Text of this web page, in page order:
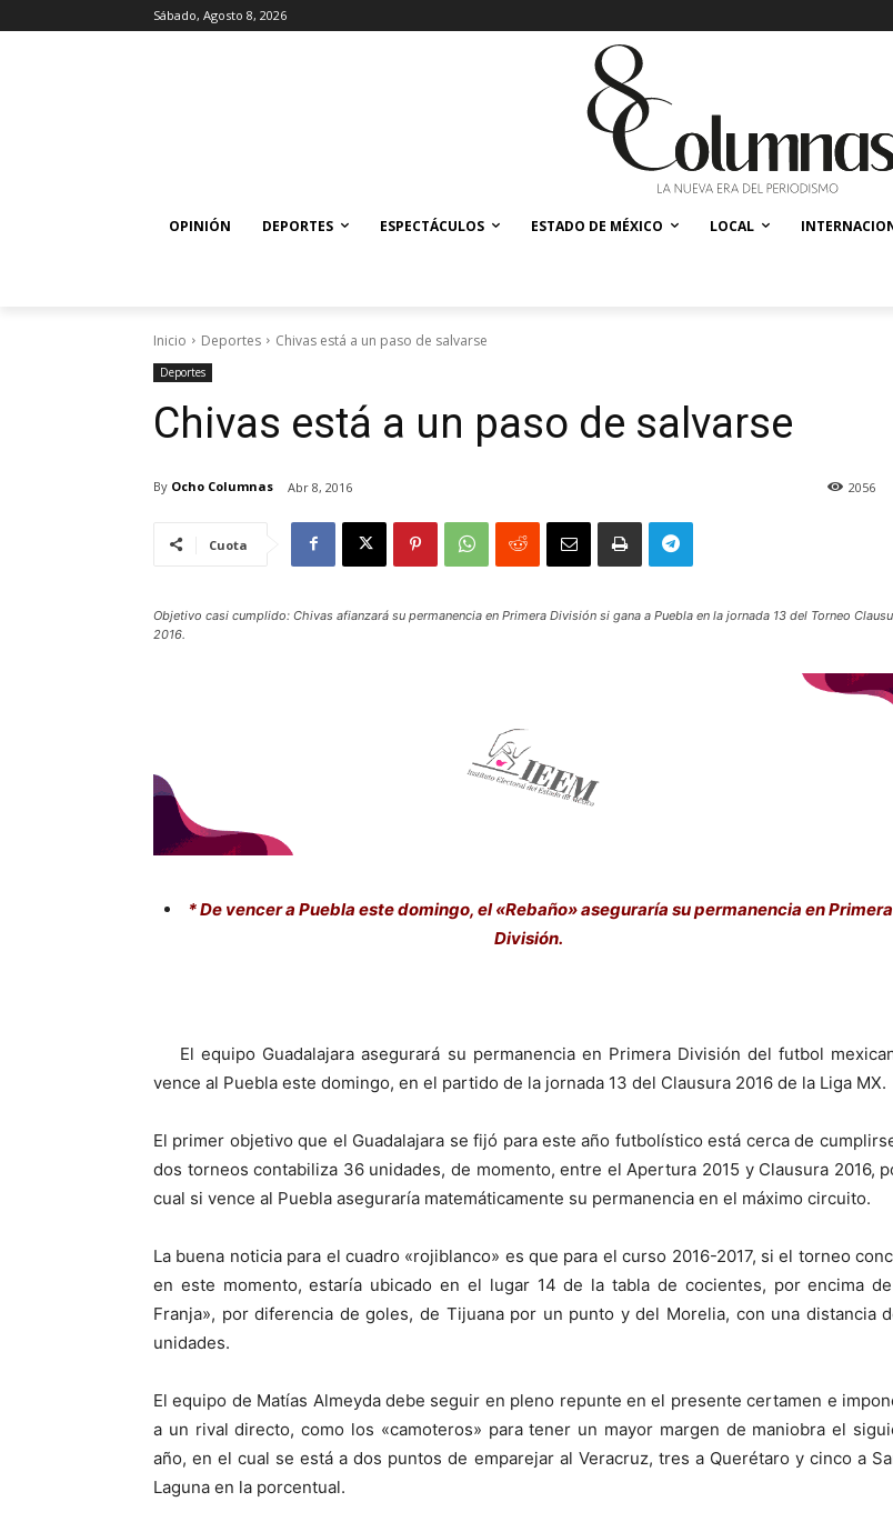
Sábado, Agosto 8, 2026
OPINIÓN DEPORTES ESPECTÁCULOS ESTADO DE MÉXICO LOCAL
Inicio Deportes Chivas está a un paso de salvarse
Deportes
Chivas está a un paso de salvarse
By Ocho Columnas Abr 8, 2016 2056
Cuota
Objetivo casi cumplido: Chivas afianzará su permanencia en Primera División si gana a Puebla en la jornada 13 del Torneo
2016.
* De vencer a Puebla este domingo, el «Rebaño» aseguraría su permanencia en Primera
División.
El equipo Guadalajara asegurará su permanencia en Primera División del futbol
vence al Puebla este domingo, en el partido de la jornada 13 del Clausura 2016 de la Liga MX.
El primer objetivo que el Guadalajara se fijó para este año futbolístico está cerca de
dos torneos contabiliza 36 unidades, de momento, entre el Apertura 2015 y Clausura 2016,
cual si vence al Puebla aseguraría matemáticamente su permanencia en el máximo circuito.
La buena noticia para el cuadro «rojiblanco» es que para el curso 2016-2017, si el torneo
en este momento, estaría ubicado en el lugar 14 de la tabla de cocientes, por encima
Franja», por diferencia de goles, de Tijuana por un punto y del Morelia, con una distancia
unidades.
El equipo de Matías Almeyda debe seguir en pleno repunte en el presente certamen e
a un rival directo, como los «camoteros» para tener un mayor margen de maniobra el
año, en el cual se está a dos puntos de emparejar al Veracruz, tres a Querétaro y cinco a
Laguna en la porcentual.